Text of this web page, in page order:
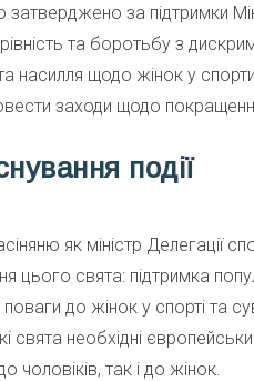
за підтримки
та боротьбу з
та насилля щодо жінок у
заходи щодо
події
як міністр Делегації
цього свята: підтримка
до жінок у спорті та
свята необхідні
чоловіків, так і до жінок.